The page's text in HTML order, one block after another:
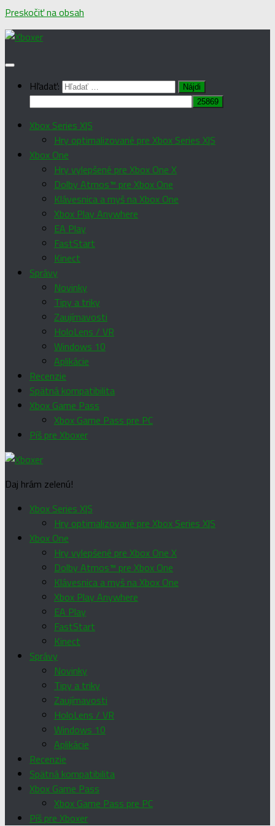
Preskočiť na obsah
Hľadať:
Xbox Series X|S
Hry optimalizované pre Xbox Series X|S
Xbox One
Hry vylepšené pre Xbox One X
Dolby Atmos™ pre Xbox One
Klávesnica a myš na Xbox One
Xbox Play Anywhere
EA Play
FastStart
Kinect
Správy
Novinky
Tipy a triky
Zaujímavosti
HoloLens / VR
Windows 10
Aplikácie
Recenzie
Spätná kompatibilita
Xbox Game Pass
Xbox Game Pass pre PC
Píš pre Xboxer
Daj hrám zelenú!
Xbox Series X|S
Hry optimalizované pre Xbox Series X|S
Xbox One
Hry vylepšené pre Xbox One X
Dolby Atmos™ pre Xbox One
Klávesnica a myš na Xbox One
Xbox Play Anywhere
EA Play
FastStart
Kinect
Správy
Novinky
Tipy a triky
Zaujímavosti
HoloLens / VR
Windows 10
Aplikácie
Recenzie
Spätná kompatibilita
Xbox Game Pass
Xbox Game Pass pre PC
Píš pre Xboxer